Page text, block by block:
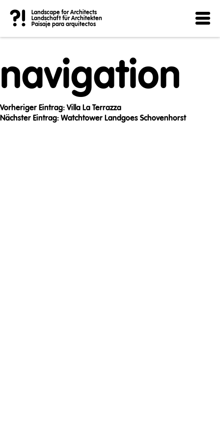
?!
Landscape for Architects
Landschaft für Architekten
Paisaje para arquitectos
Post
navigation
Vorheriger Eintrag: Villa La Terrazza
Nächster Eintrag: Watchtower Landgoes Schovenhorst